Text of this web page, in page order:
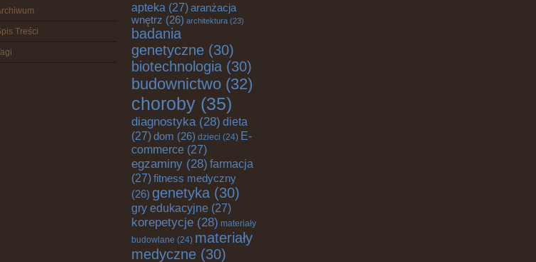
Treści
apteka (27)aranżacja
wnętrz (26) architektura (23)
badania
genetyczne (30)
biotechnologia (30)
budownictwo (32)
choroby (35)
diagnostyka(28) dieta
(27)dom (26) dzieci (24) E-
commerce (27)
egzaminy (28) farmacja
(27)fitness medyczny
(26) genetyka (30)
gry edukacyjne (27)
korepetycje (28) materiały
budowlane (24) materiały
medyczne (30)